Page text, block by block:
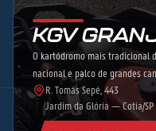
KGV
O kartódromo mais tradicional
nacional e palco de grandes
R. Tomás Sepé, 443
Jardim da Glória — Cotia/SP